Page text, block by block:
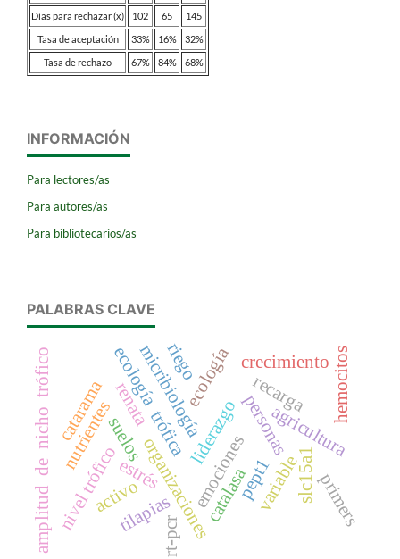
Días para rechazar (x̄)
102 65
145
Tasa de aceptación
33% 16%
32%
Tasa de rechazo
67% 84% 68%
INFORMACIÓN
Para lectores/as
Para autores/as
Para bibliotecarios/as
PALABRAS CLAVE
activo
liderazgo
organizaciones
personas
emociones
agricultura
micribiología
suelos
ecología
nutrientesecología trófica
amplitud de nicho tróficonivel trófico
renata
variable
recarga
riego
catarama
catalasa
crecimiento
estrés
hemocitos
pept1 slc15a1
tilapias primers
rt-pcr